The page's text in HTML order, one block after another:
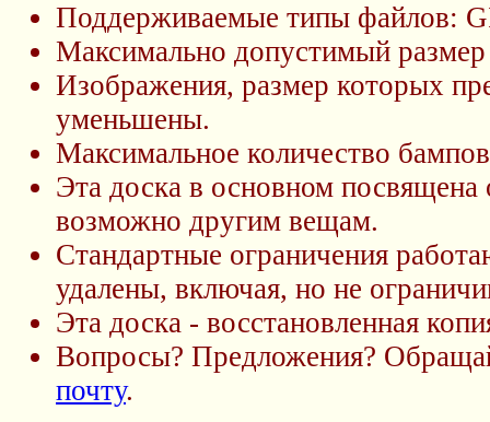
Поддерживаемые типы файлов:
Максимально допустимый
Изображения, размер которых
уменьшены.
Максимальное количество
Эта доска в основном
возможно другим вещам.
Стандартные ограничения
удалены, включая, но не
Эта доска - восстановленная
Вопросы? Предложения?
почту.